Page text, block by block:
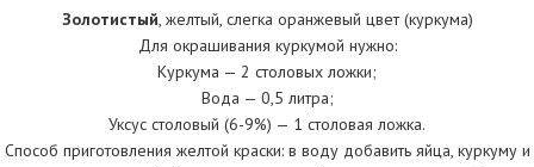
Золотистый, желтый, слегка оранжевый цвет (куркума)
Для окрашивания куркумой нужно:
Куркума — 2 столовых ложки;
Вода — 0,5 литра;
Уксус столовый (6-9%) — 1 столовая ложка.
Способ приготовления желтой краски: в воду добавить яйца, куркуму и